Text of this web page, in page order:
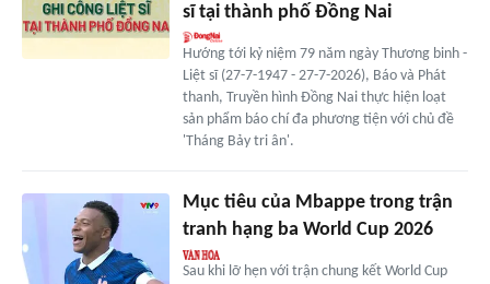
sĩ tại thành phố Đồng Nai
Hướng tới kỷ niệm 79 năm ngày Thương binh -
Liệt sĩ (27-7-1947 - 27-7-2026), Báo và Phát
thanh, Truyền hình Đồng Nai thực hiện loạt
sản phẩm báo chí đa phương tiện với chủ đề
'Tháng Bảy tri ân'.
Mục tiêu của Mbappe trong trận
tranh hạng ba World Cup 2026
Sau khi lỡ hẹn với trận chung kết World Cup